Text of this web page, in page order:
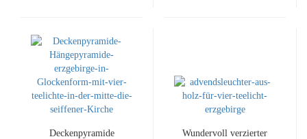
Deckenpyramide
Wundervoll verzierter